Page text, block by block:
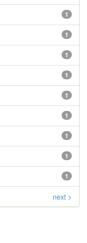
1
1
1
1
1
1
1
1
1
next >